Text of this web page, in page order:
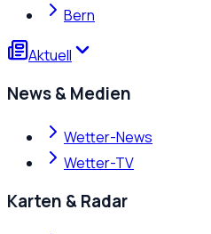
Bern
Aktuell
News & Medien
Wetter-News
Wetter-TV
Karten & Radar